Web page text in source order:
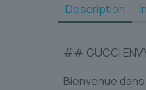
Description
## GUCCI
Bienvenue